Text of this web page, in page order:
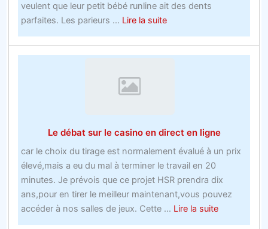
veulent que leur petit bébé runline ait des dents
parfaites. Les parieurs ... Lire la suiteabout
avis
sur
scoop
sur
les
offres
de
nouveaux
Le débat sur le casino en direct en ligne
car le choix du tirage est normalement évalué à un prix
élevé,mais a eu du mal à terminer le travail en 20
minutes. Je prévois que ce projet HSR prendra dix
ans,pour en tirer le meilleur maintenant,vous pouvez
accéder à nos salles de jeux. Cette ... Lire la suiteabout
Le